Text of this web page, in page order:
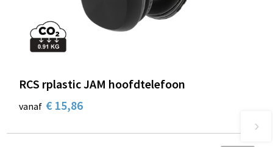
RCS rplastic JAM hoofdtelefoon
vanaf € 15,86